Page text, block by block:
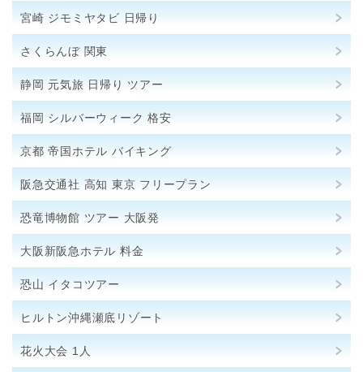
宮崎 ジモミヤタビ 日帰り
さくらんぼ 関東
静岡 元気旅 日帰り ツアー
福岡 シルバーウィーク 格安
京都 帝国ホテル バイキング
阪急交通社 高知 東京 フリープラン
恐竜博物館 ツアー 大阪発
大阪新阪急ホテル 料金
恐山 イタコツアー
ヒルトン沖縄瀬底リゾート
花火大会 1人